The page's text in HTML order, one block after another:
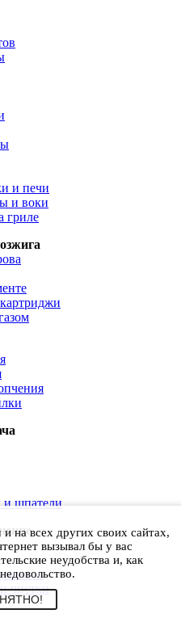
и печи
и воки
гриле
и шпатели
чистки
на всех других своих сайтах,
вызывал бы у вас
неудобства и, как